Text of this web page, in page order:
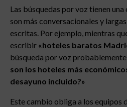
Las búsquedas por voz tienen
son más conversacionales y
escritas. Por ejemplo, mientras
escribir «hoteles baratos
búsqueda por voz
son los hoteles más
desayuno incluido?»
Este cambio obliga a los equipos